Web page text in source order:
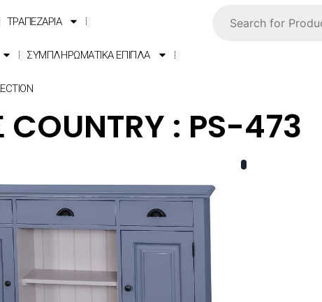
ΤΡΑΠΕΖΑΡΙΑ
ΣΥΜΠΛΗΡΩΜΑΤΙΚΑ ΕΠΙΠΛΑ
: PS-473